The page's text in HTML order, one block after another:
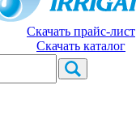
Скачать прайс-лист
Скачать каталог